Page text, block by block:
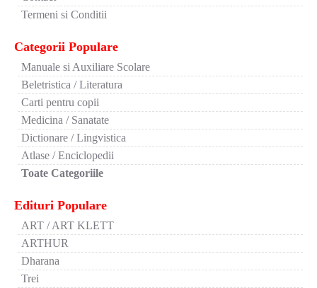
Termeni si Conditii
Categorii Populare
Manuale si Auxiliare Scolare
Beletristica / Literatura
Carti pentru copii
Medicina / Sanatate
Dictionare / Lingvistica
Atlase / Enciclopedii
Toate Categoriile
Edituri Populare
ART / ART KLETT
ARTHUR
Dharana
Trei